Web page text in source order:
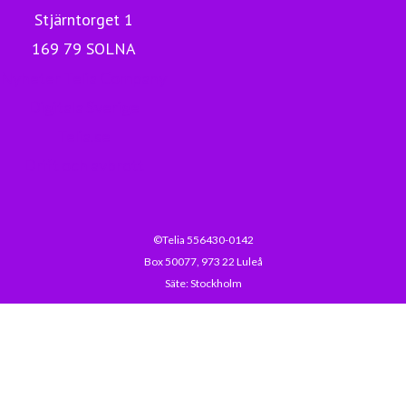
Stjärntorget 1
169 79 SOLNA